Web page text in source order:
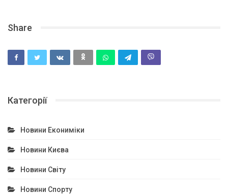
Share
Категорії
Новини Екониміки
Новини Києва
Новини Світу
Новини Спорту